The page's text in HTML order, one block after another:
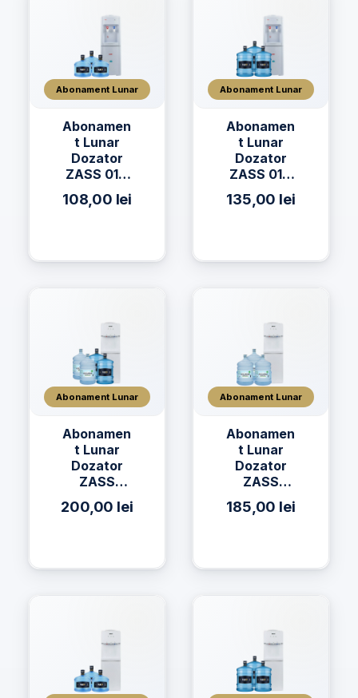
Abonament Lunar
Abonamen
t Lunar
Dozator
ZASS 01C
h2on 11L
108,00 lei
Abonament Lunar
Abonamen
t Lunar
Dozator
ZASS 01C
h2on 19L
135,00 lei
Abonament Lunar
Abonamen
t Lunar
Dozator
ZASS
17CNS + 2
x Apă h2on
200,00 lei
Abonament Lunar
Abonamen
t Lunar
Dozator
ZASS
17CNS + 3
x Apa
185,00 lei